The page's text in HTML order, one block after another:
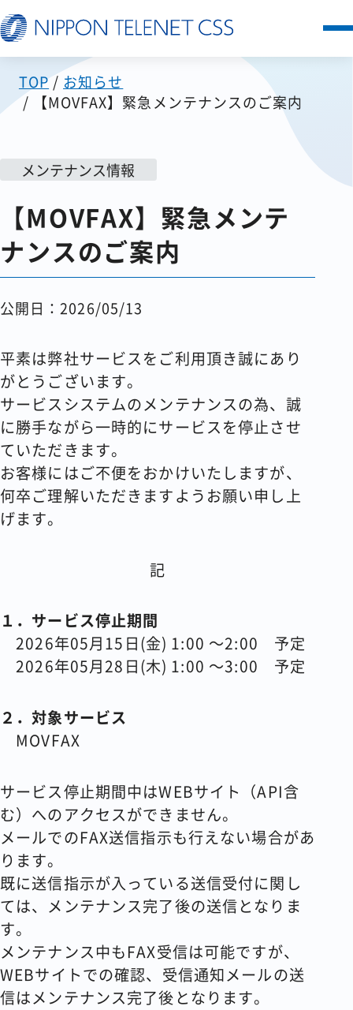
サービス一覧
お客様の声
セミナー
FAQ
コラム
会社情報
資料請求 お問い合わせ
TOP
お知らせ
【MOVFAX】緊急メンテナンスのご案内
メンテナンス情報
【MOVFAX】緊急メンテ
ナンスのご案内
公開日：2026/05/13
平素は弊社サービスをご利用頂き誠にあり
がとうございます。
サービスシステムのメンテナンスの為、誠
に勝手ながら一時的にサービスを停止させ
ていただきます。
お客様にはご不便をおかけいたしますが、
何卒ご理解いただきますようお願い申し上
げます。
記
１．サービス停止期間
2026年05月15日(金) 1:00 ～2:00 予定
2026年05月28日(木) 1:00 ～3:00 予定
２．対象サービス
MOVFAX
サービス停止期間中はWEBサイト（API含
む）へのアクセスができません。
メールでのFAX送信指示も行えない場合があ
ります。
既に送信指示が入っている送信受付に関し
ては、メンテナンス完了後の送信となりま
す。
メンテナンス中もFAX受信は可能ですが、
WEBサイトでの確認、受信通知メールの送
信はメンテナンス完了後となります。